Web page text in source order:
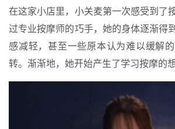
在这家小店里，小关麦第一次感受到了
过专业按摩师的巧手，她的身体逐渐得
感减轻，甚至一些原本认为难以缓解
转。渐渐地，她开始产生了学习按摩的想